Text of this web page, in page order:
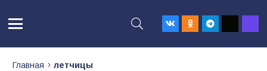
Главная летчицы